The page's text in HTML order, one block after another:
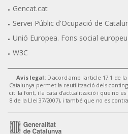
Gencat.cat
Servei Públic d'Ocupació de
Unió Europea. Fons social europeu.
W3C
Avís legal: D'acord amb l'article 17.1 de
Catalunya permet la reutilització dels
citi la font, i la data d'actualització i que no
8 de la Llei 37/2007), i també que no es